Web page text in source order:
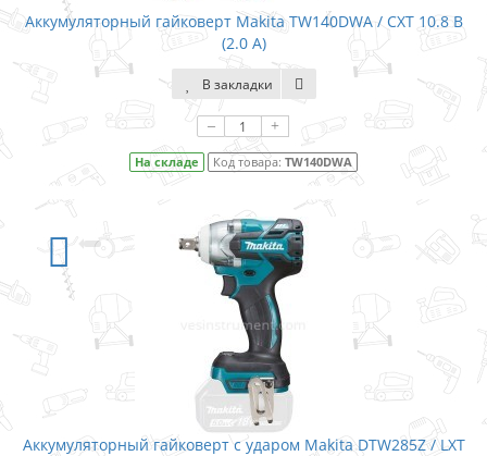
Аккумуляторный гайковерт Makita TW140DWA / CXT 10.8 В
(2.0 А)
В закладки
– +
На складе Код товара: TW140DWA
Аккумуляторный гайковерт с ударом Makita DTW285Z / LXT